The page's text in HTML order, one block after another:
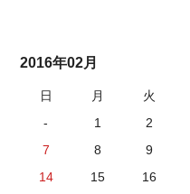
2016年02月
日 月 火
-
1 2
7
8 9
14
15 16